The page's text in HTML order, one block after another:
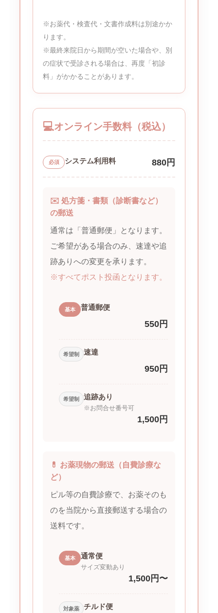
※お薬代・検査代・文書作成料は別途かか
ります。
※最終来院日から期間が空いた場合や、別
の症状で受診される場合は、再度「初診
料」がかかることがあります。
💻オンライン手数料（税込）
必須 システム利用料 880円
✉️ 処方箋・書類（診断書など）
の郵送
通常は「普通郵便」となります。
ご希望がある場合のみ、速達や追
跡ありへの変更を承ります。
※すべてポスト投函となります。
基本 普通郵便
550円
希望制 速達
950円
希望制 追跡あり
※お問合せ番号可
1,500円
💊 お薬現物の郵送（自費診療な
ど）
ピル等の自費診療で、お薬そのも
のを当院から直接郵送する場合の
送料です。
基本 通常便
サイズ変動あり
1,500円〜
対象薬 チルド便